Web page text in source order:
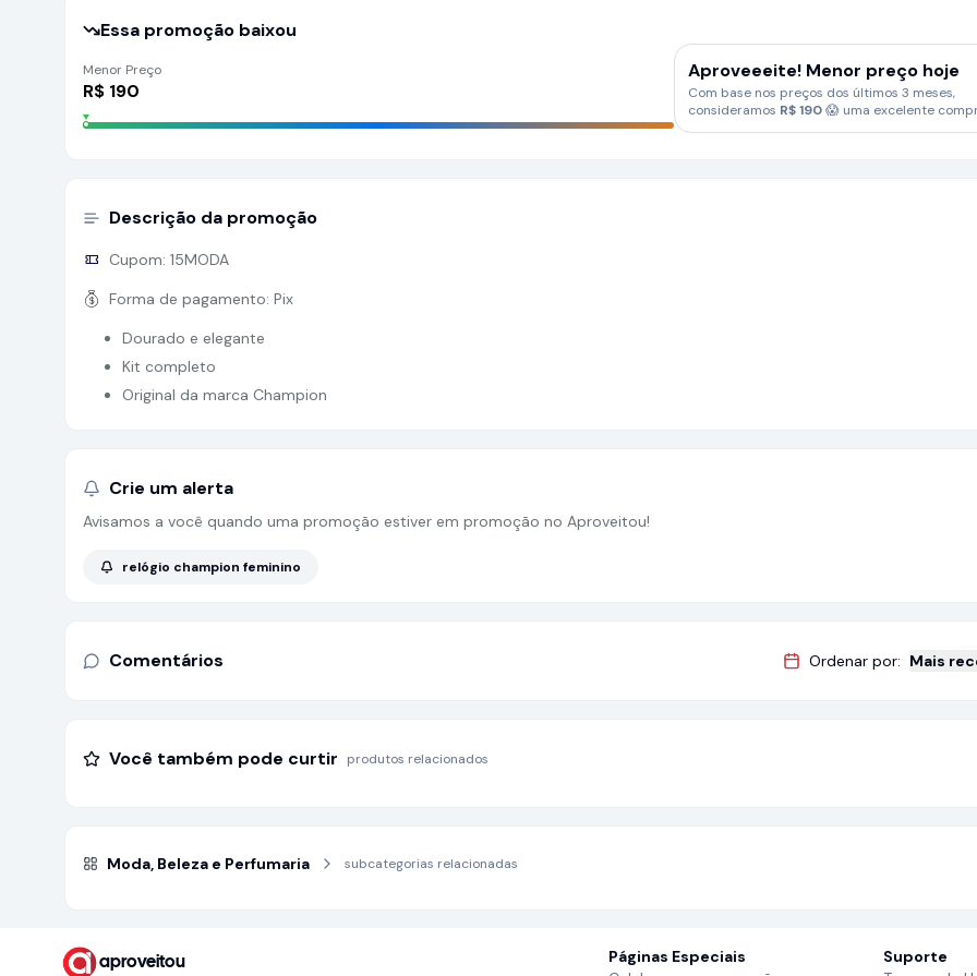
Essa promoção baixou
Menor Preço
R$ 190
Aproveeeite! Menor preço hoje
Com base nos preços dos últimos 3 meses,
consideramos R$190 😱 uma excelente
Descrição da promoção
Cupom: 15MODA
Forma de pagamento: Pix
Dourado e elegante
Kit completo
Original da marca Champion
Crie um alerta
Avisamos a você quando uma promoção estiver em promoção no Aproveitou!
relógio champion feminino
Comentários Ordenar por: Mais
Você também pode curtir produtos relacionados
Moda, Beleza e Perfumaria subcategorias relacionadas
aproveitou
Páginas Especiais
Suporte